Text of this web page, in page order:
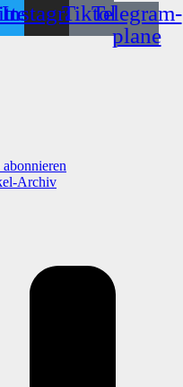
InstagramTiktokTelegram-
plane
Archiv